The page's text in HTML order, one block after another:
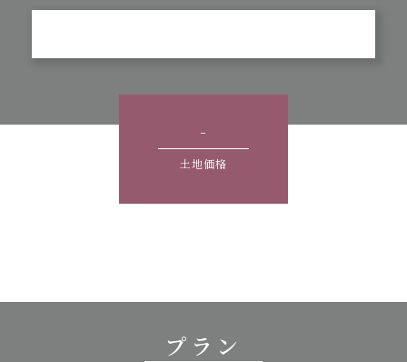
-
土地価格
プラン